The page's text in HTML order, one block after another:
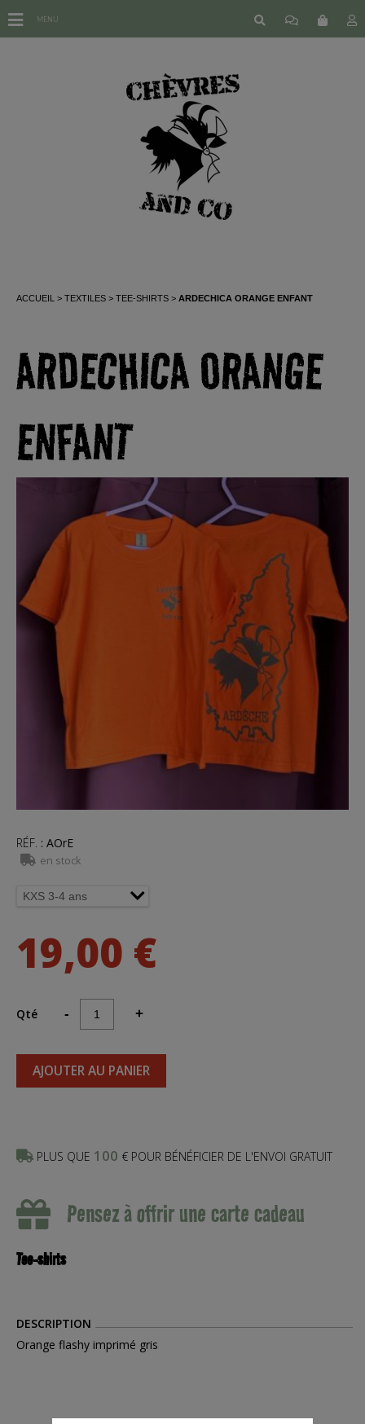
ACCUEIL TEXTILES TEE-SHIRTS ARDECHICA ORANGE ENFANT
ARDECHICA ORANGE
ENFANT
RÉF. : AOrE
en stock
19,00 €
Qté - +
AJOUTER AU PANIER
PLUS QUE 100 € POUR BÉNÉFICIER DE L'ENVOI GRATUIT
Pensez à offrir une carte cadeau
Tee-shirts
DESCRIPTION
Orange flashy imprimé gris
MENU